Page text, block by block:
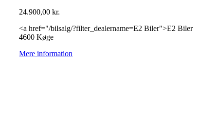
24.900,00kr.
<a href="/bilsalg/?filter_dealername=E2 Biler">E2 Biler
4600 Køge
Mere information